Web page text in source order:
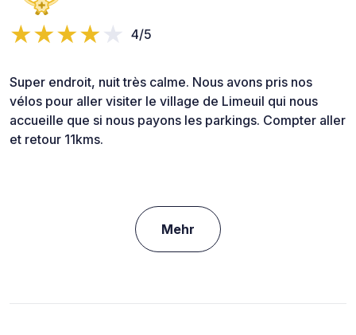
4/5
Super endroit, nuit très calme. Nous avons pris nos
vélos pour aller visiter le village de Limeuil qui nous
accueille que si nous payons les parkings. Compter aller
et retour 11kms.
Mehr